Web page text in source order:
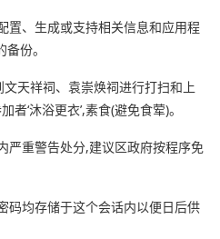
置、生成或支持相关信息和应用程
份。
天祥祠、袁崇焕祠进行打扫和上
‘沐浴更衣’,素食(避免食荤)。
严重警告处分,建议区政府按程序免
码均存储于这个会话内以便日后供